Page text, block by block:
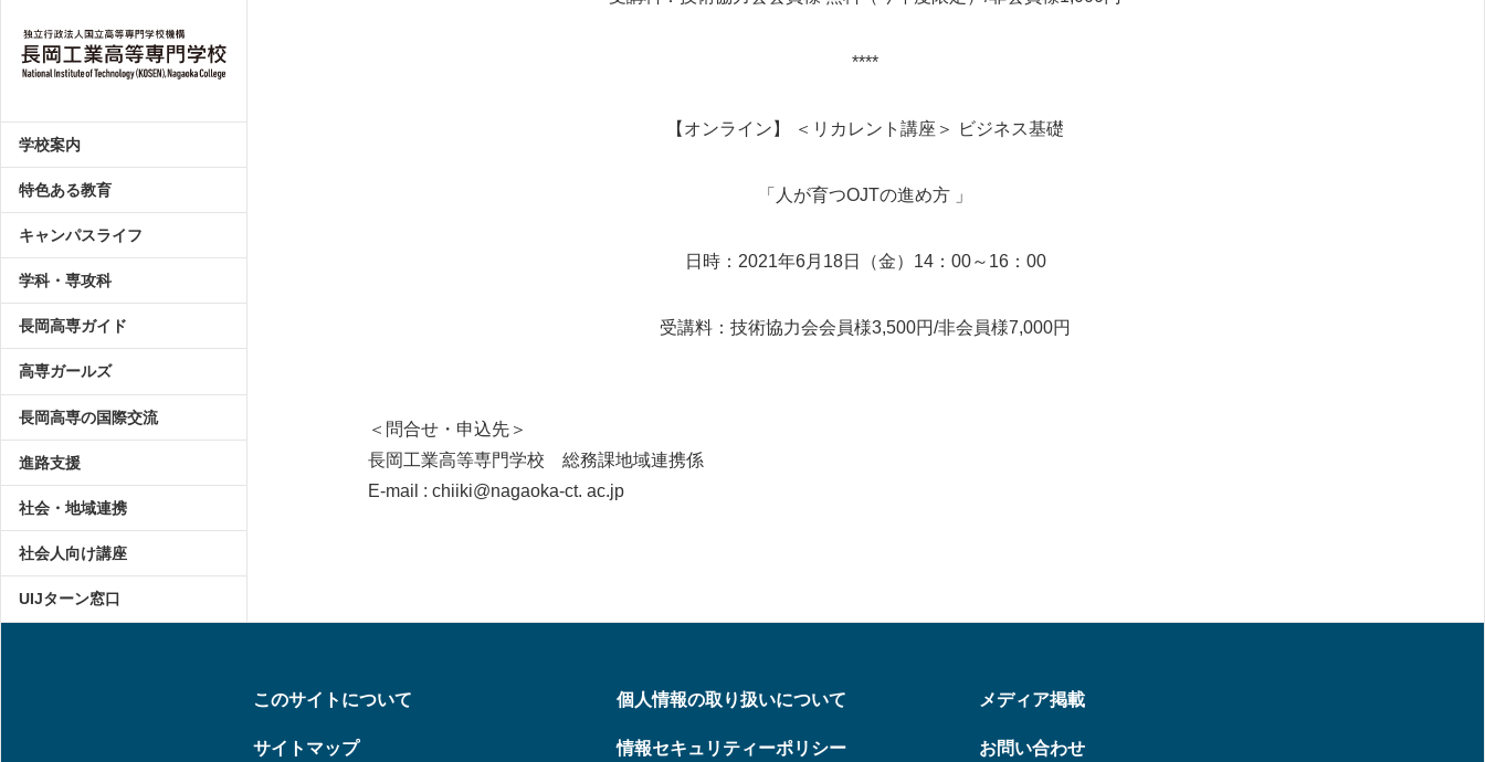
学校案内
特色ある教育
キャンパスライフ
学科・専攻科
長岡高専ガイド
高専ガールズ
長岡高専の国際交流
進路支援
社会・地域連携
社会人向け講座
UIJターン窓口
****
【オンライン】 ＜リカレント講座＞ ビジネス基礎
「人が育つOJTの進め方 」
日時：2021年6月18日（金）14：00～16：00
受講料：技術協力会会員様3,500円/非会員様7,000円
＜問合せ・申込先＞
長岡工業高等専門学校 総務課地域連携係
E-mail : chiiki@nagaoka-ct. ac.jp
このサイトについて
サイトマップ
個人情報の取り扱いについて
情報セキュリティーポリシー
メディア掲載
お問い合わせ